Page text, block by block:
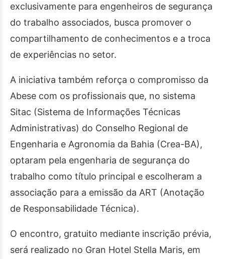
exclusivamente para engenheiros de segurança
do trabalho associados, busca promover o
compartilhamento de conhecimentos e a troca
de experiências no setor.
A iniciativa também reforça o compromisso da
Abese com os profissionais que, no sistema
Sitac (Sistema de Informações Técnicas
Administrativas) do Conselho Regional de
Engenharia e Agronomia da Bahia (Crea-BA),
optaram pela engenharia de segurança do
trabalho como título principal e escolheram a
associação para a emissão da ART (Anotação
de Responsabilidade Técnica).
O encontro, gratuito mediante inscrição prévia,
será realizado no Gran Hotel Stella Maris, em